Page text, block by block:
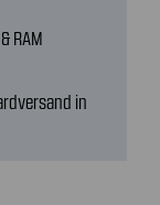
RAM
in